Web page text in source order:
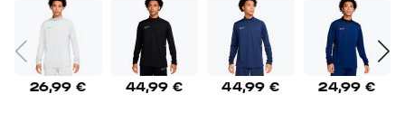
26,99 € 44,99 € 44,99 € 24,99 €